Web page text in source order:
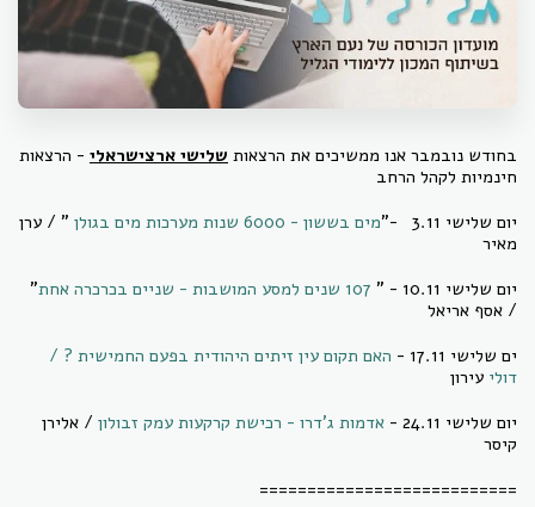
בחודש נובמבר אנו ממשיכים את הרצאות שלישי ארצישראלי - הרצאות
חינמיות לקהל הרחב
יום שלישי 3.11 -"
מים בששון - 6000 שנות מערכות מים בגולן
" / ערן
מאיר
יום שלישי 10.11 - "
107 שנים למסע המושבות - שניים בכרכרה אחת
"
/ אסף אריאל
ים שלישי 17.11 -
האם תקום עין זיתים היהודית בפעם החמישית ? /
דולי עירון
יום שלישי 24.11 -
אדמות ג'דרו - רכישת קרקעות עמק זבולון / אלירן
קיסר
===========================